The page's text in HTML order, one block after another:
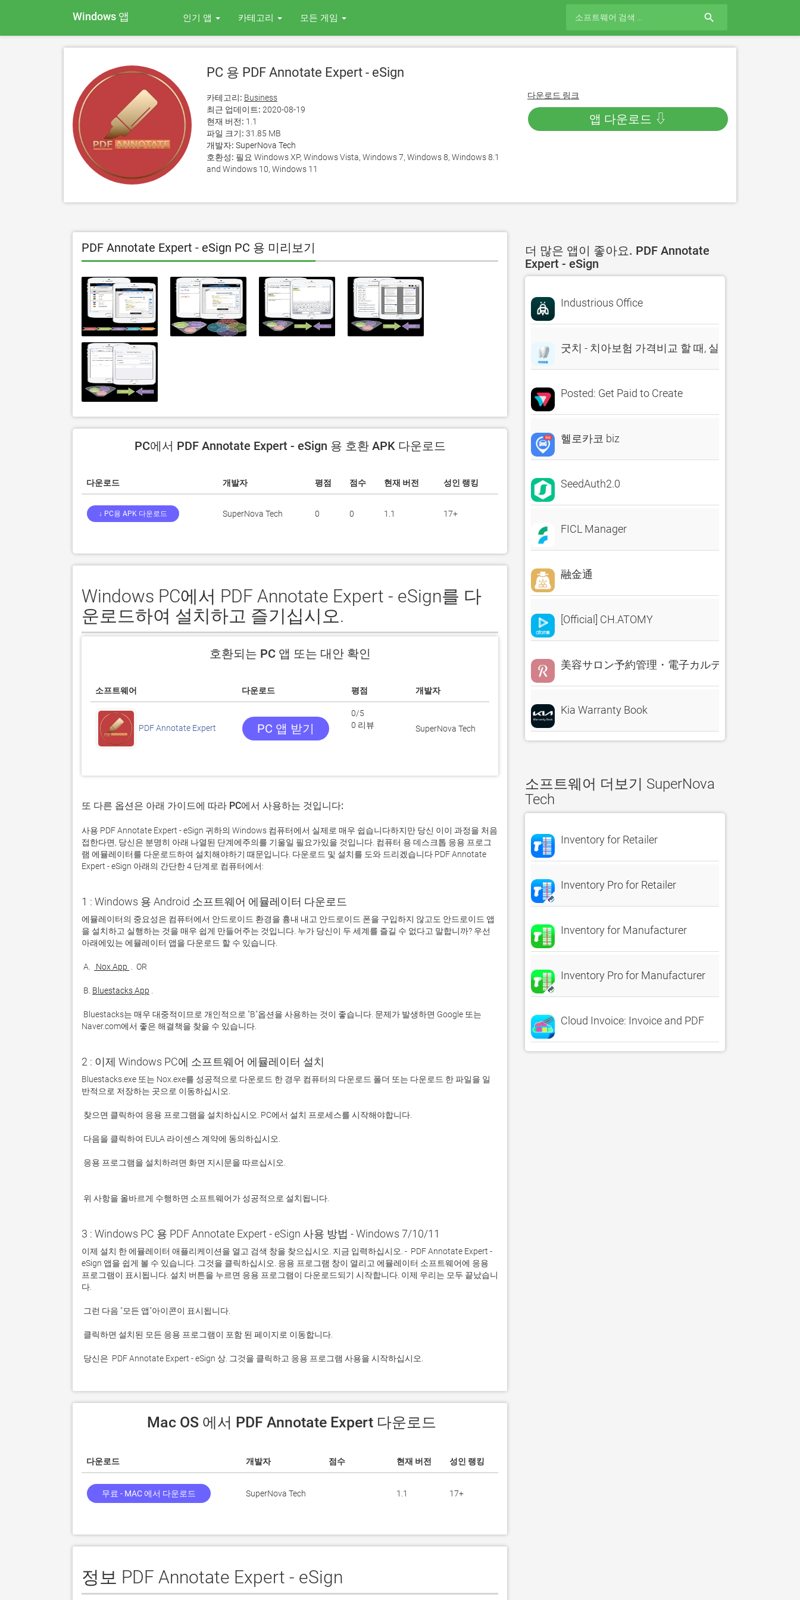
Windows 앱 인기 앱 카테고리 모든 게임 search
PC 용 PDF Annotate Expert - eSign
카테고리: Business
최근 업데이트: 2020-08-19
현재 버전: 1.1
파일 크기: 31.85 MB
개발자: SuperNova Tech
호환성: 필요 Windows XP, Windows Vista, Windows 7, Windows 8, Windows 8.1
and Windows 10, Windows 11
다운로드 링크
앱 다운로드 ⇩
PDF Annotate Expert - eSign PC 용 미리보기
PC에서 PDF Annotate Expert - eSign 용 호환 APK 다운로드
다운로드 개발자 평점 점수 현재 버전 성인 랭킹
↓ PC용 APK 다운로드 SuperNova Tech 0 0 1.1 17+
Windows PC에서 PDF Annotate Expert - eSign를 다
운로드하여 설치하고 즐기십시오.
호환되는 PC 앱 또는 대안 확인
소프트웨어 다운로드 평점 개발자
PDF Annotate Expert PC 앱 받기
0/5
0 리뷰
SuperNova Tech
또 다른 옵션은 아래 가이드에 따라 PC에서 사용하는 것입니다:
사용 PDF Annotate Expert - eSign 귀하의 Windows 컴퓨터에서 실제로 매우 쉽습니다하지만 당신 이이 과정을 처음
접한다면, 당신은 분명히 아래 나열된 단계에주의를 기울일 필요가있을 것입니다. 컴퓨터 용 데스크톱 응용 프로그
램 에뮬레이터를 다운로드하여 설치해야하기 때문입니다. 다운로드 및 설치를 도와 드리겠습니다 PDF Annotate
Expert - eSign 아래의 간단한 4 단계로 컴퓨터에서:
1 : Windows 용 Android 소프트웨어 에뮬레이터 다운로드
에뮬레이터의 중요성은 컴퓨터에서 안드로이드 환경을 흉내 내고 안드로이드 폰을 구입하지 않고도 안드로이드 앱
을 설치하고 실행하는 것을 매우 쉽게 만들어주는 것입니다. 누가 당신이 두 세계를 즐길 수 없다고 말합니까? 우선
A. Nox App
B. Bluestacks App
Naver.com에서 좋은 해결책을 찾을 수 있습니다.
2 : 이제 Windows PC에 소프트웨어 에뮬레이터 설치
Bluestacks.exe 또는 Nox.exe를 성공적으로 다운로드 한 경우 컴퓨터의 다운로드 폴더 또는 다운로드 한 파일을 일
위 사항을 올바르게 수행하면 소프트웨어가 성공적으로 설치됩니다.
3 : Windows PC 용 PDF Annotate Expert - eSign 사용 방법 - Windows 7/10/11
이제 설치 한 에뮬레이터 애플리케이션을 열고 검색 창을 찾으십시오. 지금 입력하십시오. -  PDF Annotate Expert -
eSign 앱을 쉽게 볼 수 있습니다. 그것을 클릭하십시오. 응용 프로그램 창이 열리고 에뮬레이터 소프트웨어에 응용
프로그램이 표시됩니다. 설치 버튼을 누르면 응용 프로그램이 다운로드되기 시작합니다. 이제 우리는 모두 끝났습니
당신은  PDF Annotate Expert - eSign 상. 그것을 클릭하고 응용 프로그램 사용을 시작하십시오.
Mac OS 에서 PDF Annotate Expert 다운로드
다운로드 개발자 점수 현재 버전 성인 랭킹
무료 - MAC 에서 다운로드 SuperNova Tech 1.1 17+
정보 PDF Annotate Expert - eSign
더 많은 앱이 좋아요. PDF Annotate
Expert - eSign
Industrious Office
굿치 - 치아보험 가격비교 할 때, 실시간 비교견적 앱
Posted: Get Paid to Create
헬로카코 biz
SeedAuth2.0
FICL Manager
融金通
[Official] CH.ATOMY
美容サロン予約管理・電子カルテ・売上分析
Kia Warranty Book
소프트웨어 더보기 SuperNova
Tech
Inventory for Retailer
Inventory Pro for Retailer
Inventory for Manufacturer
Inventory Pro for Manufacturer
Cloud Invoice: Invoice and PDF